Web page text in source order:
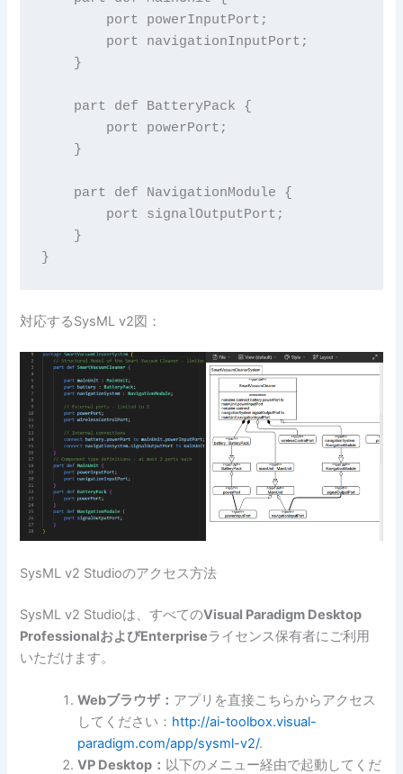
        port powerInputPort;
        port navigationInputPort;
    }
part def BatteryPack {
        port powerPort;
    }
part def NavigationModule {
        port signalOutputPort;
    }
}
対応するSysML v2図：
SysML v2 Studioのアクセス方法
SysML v2 Studioは、すべてのVisual Paradigm Desktop
ProfessionalおよびEnterpriseライセンス保有者にご利用
いただけます。
Webブラウザ： アプリを直接こちらからアクセス
してください： http://ai-toolbox.visual-
paradigm.com/app/sysml-v2/.
VP Desktop： 以下のメニュー経由で起動してくだ